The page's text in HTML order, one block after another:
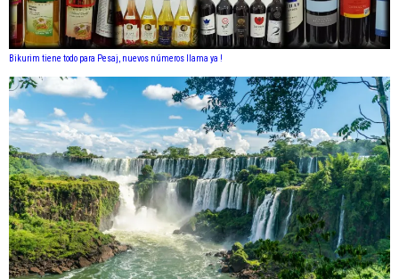
Bikurim tiene todo para Pesaj, nuevos números llama ya !